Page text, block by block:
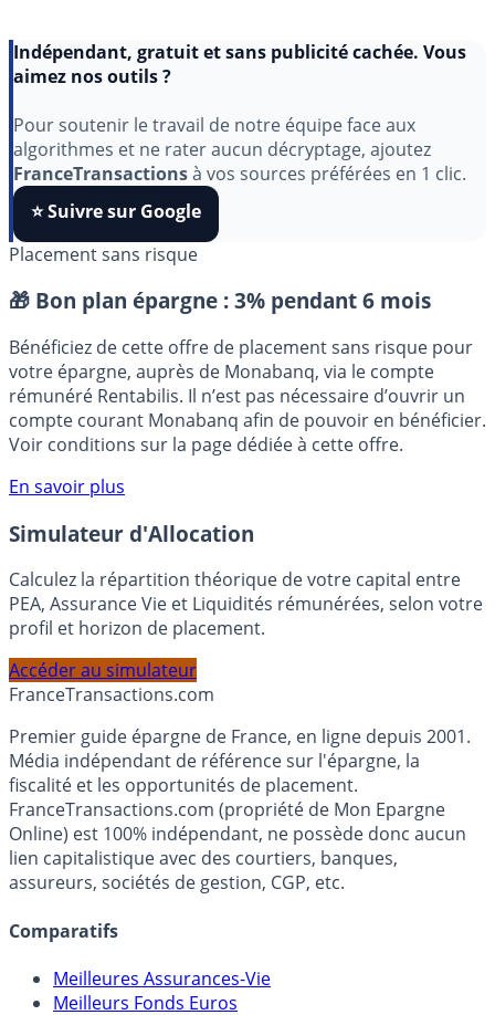
aimez nos outils ?
Pour soutenir le travail de notre équipe face aux
algorithmes et ne rater aucun décryptage, ajoutez
FranceTransactionsà vos sources préférées en 1 clic.
⭐️ Suivre sur Google
Placement sans risque
🎁 Bon plan épargne : 3% pendant 6 mois
Bénéficiez de cette offre de placement sans risque pour
votre épargne, auprès de Monabanq, via le compte
rémunéré Rentabilis. Il n’est pas nécessaire d’ouvrir un
Voir conditions sur la page dédiée à cette offre.
En savoir plus
Simulateur d'Allocation
Calculez la répartition théorique de votre capital entre
profil et horizon de placement.
FranceTransactions.com
Premier guide épargne de France, en ligne depuis 2001.
Média indépendant de référence sur l'épargne, la
fiscalité et les opportunités de placement.
FranceTransactions.com (propriété de Mon Epargne
Online) est 100% indépendant, ne possède donc aucun
assureurs, sociétés de gestion, CGP, etc.
Comparatifs